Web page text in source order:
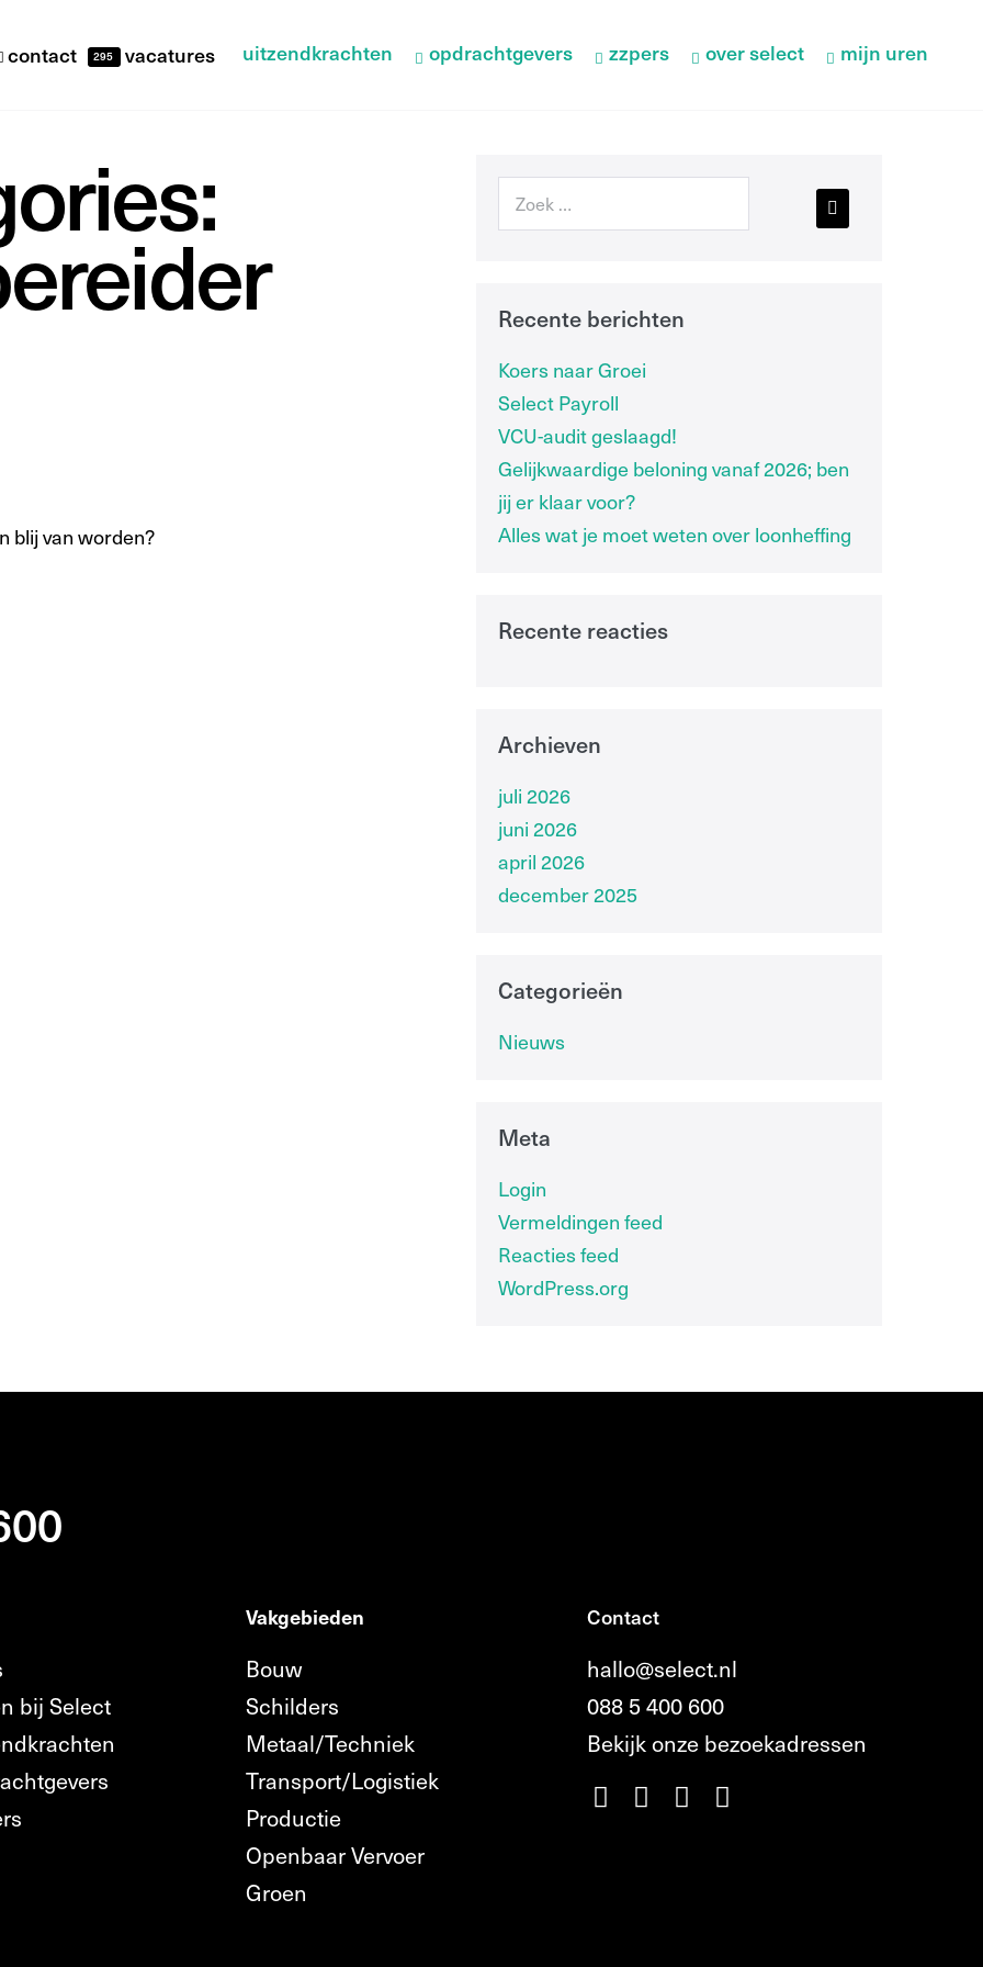
contact 295 vacatures uitzendkrachten opdrachtgevers zzpers over select mijn uren
blij van worden?
Recente berichten
Koers naar Groei
Select Payroll
VCU-audit geslaagd!
Gelijkwaardige beloning vanaf 2026; ben
jij er klaar voor?
Alles wat je moet weten over loonheffing
Recente reacties
Archieven
juli 2026
juni 2026
april 2026
december 2025
Categorieën
Nieuws
Meta
Login
Vermeldingen feed
Reacties feed
WordPress.org
bij Select
Vakgebieden
Bouw
Schilders
Metaal/Techniek
Transport/Logistiek
Productie
Openbaar Vervoer
Groen
Contact
hallo@select.nl
088 5 400 600
Bekijk onze bezoekadressen